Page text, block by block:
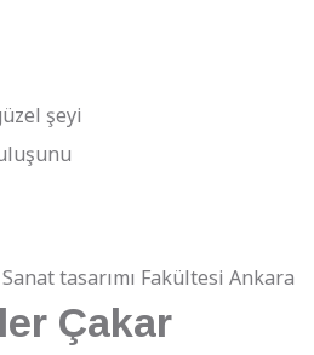
şeyi
Çakar